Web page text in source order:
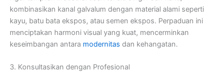
kombinasikan kanal galvalum dengan material alami seperti
kayu, batu bata ekspos, atau semen ekspos. Perpaduan ini
menciptakan harmoni visual yang kuat, mencerminkan
keseimbangan antara modernitas dan kehangatan.
3. Konsultasikan dengan Profesional